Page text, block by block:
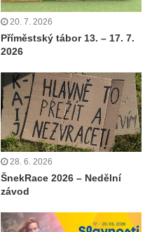
20. 7. 2026
Příměstský tábor 13. – 17. 7.
2026
28. 6. 2026
ŠnekRace 2026 – Nedělní
závod